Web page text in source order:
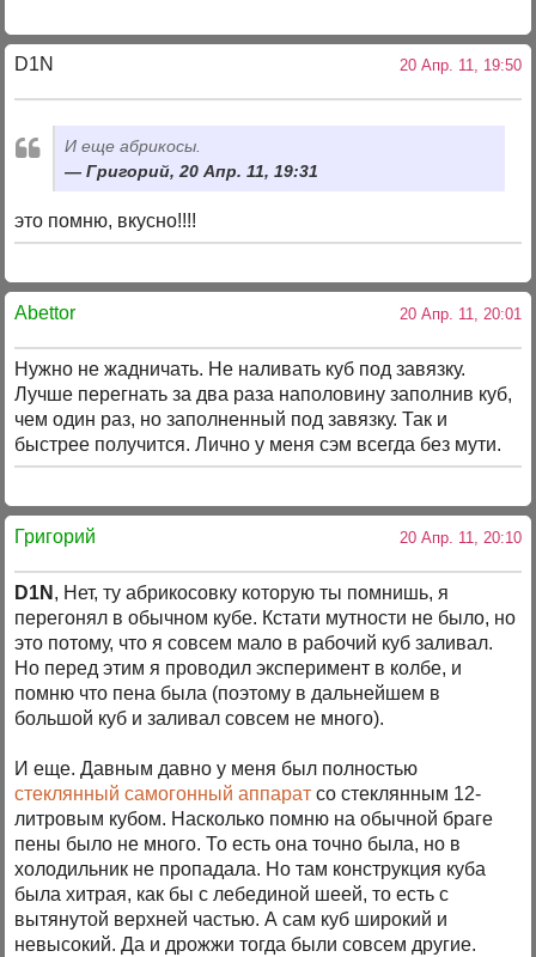
D1N 20 Апр. 11, 19:50
И еще абрикосы.
Григорий, 20 Апр. 11, 19:31
это помню, вкусно!!!!
Abettor 20 Апр. 11, 20:01
Нужно не жадничать. Не наливать куб под завязку.
Лучше перегнать за два раза наполовину заполнив куб,
чем один раз, но заполненный под завязку. Так и
быстрее получится. Лично у меня сэм всегда без мути.
Григорий 20 Апр. 11, 20:10
D1N , Нет, ту абрикосовку которую ты помнишь, я
перегонял в обычном кубе. Кстати мутности не было, но
это потому, что я совсем мало в рабочий куб заливал.
Но перед этим я проводил эксперимент в колбе, и
помню что пена была (поэтому в дальнейшем в
большой куб и заливал совсем не много).
И еще. Давным давно у меня был полностью
стеклянный самогонный аппарат со стеклянным 12-
литровым кубом. Насколько помню на обычной браге
пены было не много. То есть она точно была, но в
холодильник не пропадала. Но там конструкция куба
была хитрая, как бы с лебединой шеей, то есть с
вытянутой верхней частью. А сам куб широкий и
невысокий. Да и дрожжи тогда были совсем другие.